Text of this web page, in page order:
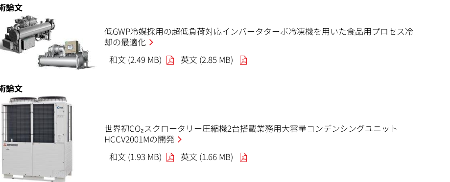
論文
低GWP冷媒採用の超低負荷対応インバータターボ冷凍機を用いた食品用プロセス冷
却の最適化
和文 (2.49 MB)
英文 (2.85 MB)
論文
世界初CO₂スクロータリー圧縮機2台搭載業務用大容量コンデンシングユニット
HCCV2001Mの開発
和文 (1.93 MB)
英文 (1.66 MB)